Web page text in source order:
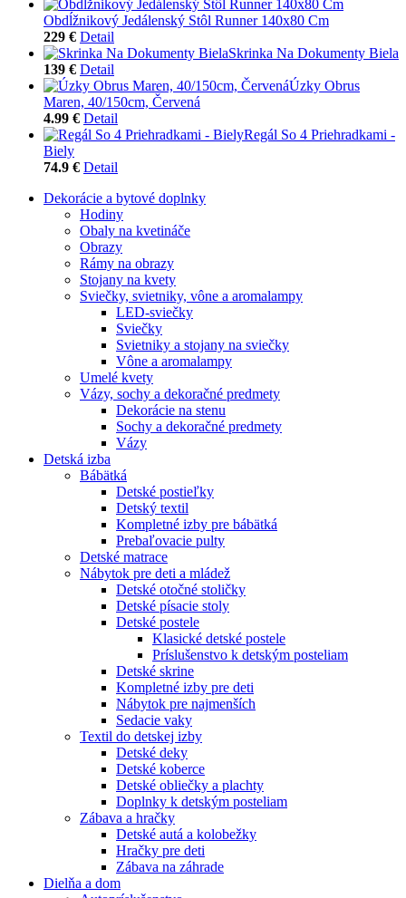
Obdĺžnikový Jedálenský Stôl Runner 140x80 Cm
229 € Detail
Skrinka Na Dokumenty Biela
139 € Detail
Úzky Obrus
Maren, 40/150cm, Červená
4.99 € Detail
Regál So 4 Priehradkami -
Biely
74.9 € Detail
Dekorácie a bytové doplnky
Hodiny
Obaly na kvetináče
Obrazy
Rámy na obrazy
Stojany na kvety
Sviečky, svietniky, vône a aromalampy
LED-sviečky
Sviečky
Svietniky a stojany na sviečky
Vône a aromalampy
Umelé kvety
Vázy, sochy a dekoračné predmety
Dekorácie na stenu
Sochy a dekoračné predmety
Vázy
Detská izba
Bábätká
Detské postieľky
Detský textil
Kompletné izby pre bábätká
Prebaľovacie pulty
Detské matrace
Nábytok pre deti a mládež
Detské otočné stoličky
Detské písacie stoly
Detské postele
Klasické detské postele
Príslušenstvo k detským posteliam
Detské skrine
Kompletné izby pre deti
Nábytok pre najmenších
Sedacie vaky
Textil do detskej izby
Detské deky
Detské koberce
Detské obliečky a plachty
Doplnky k detským posteliam
Zábava a hračky
Detské autá a kolobežky
Hračky pre deti
Zábava na záhrade
Dielňa a dom